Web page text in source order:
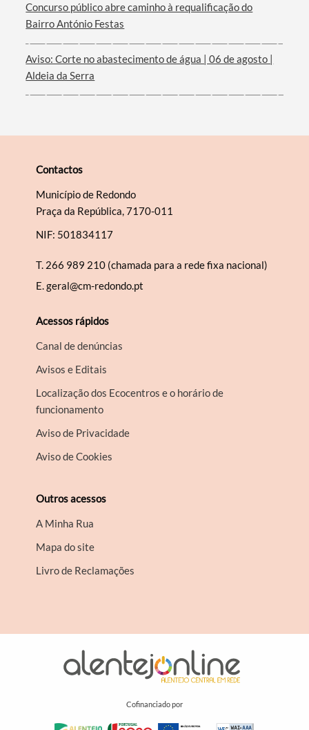
Concurso público abre caminho à requalificação do
Bairro António Festas
Aviso: Corte no abastecimento de água | 06 de agosto |
Aldeia da Serra
Contactos
Município de Redondo
Praça da República, 7170-011
NIF: 501834117
T. 266 989 210 (chamada para a rede fixa nacional)
E.geral@cm-redondo.pt
Acessos rápidos
Canal de denúncias
Avisos e Editais
Localização dos Ecocentros e o horário de
funcionamento
Aviso de Privacidade
Aviso de Cookies
Outros acessos
A Minha Rua
Mapa do site
Livro de Reclamações
Cofinanciado por